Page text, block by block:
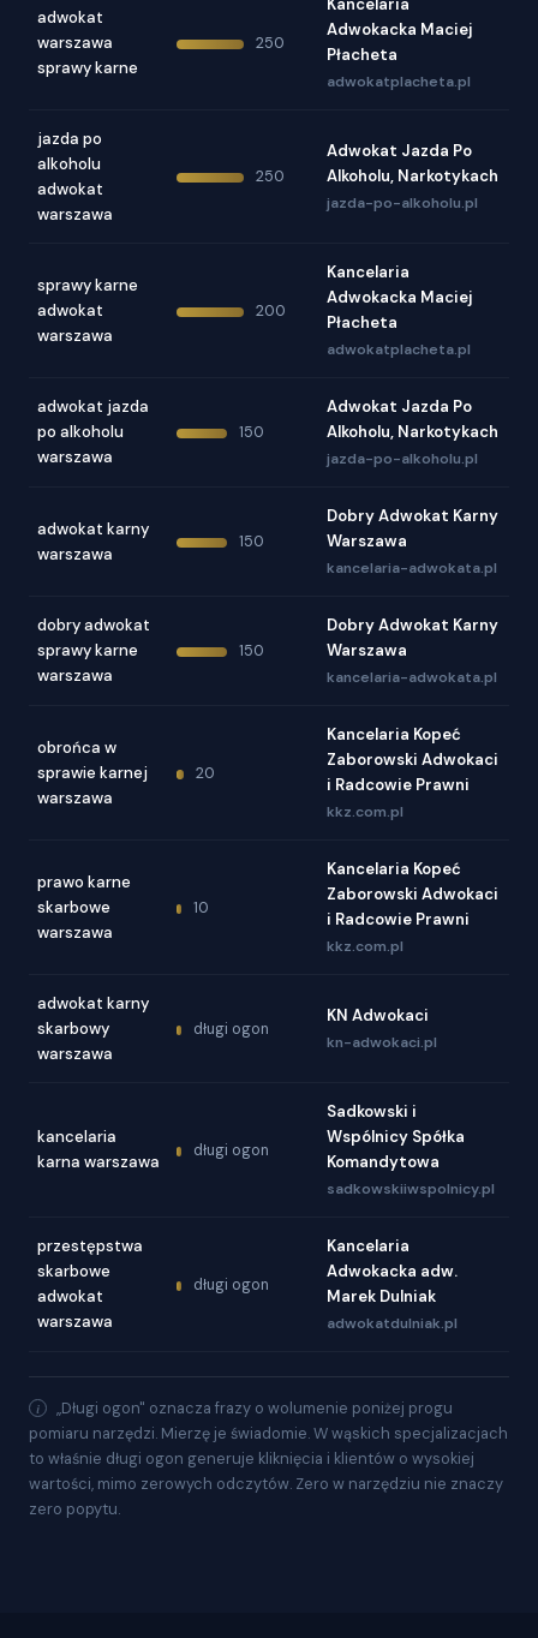
adwokat
warszawa
sprawy karne
250
Kancelaria
Adwokacka Maciej
Płacheta
adwokatplacheta.pl
jazda po
alkoholu
adwokat
warszawa
250
Adwokat Jazda Po
Alkoholu, Narkotykach
jazda-po-alkoholu.pl
sprawy karne
adwokat
warszawa
200
Kancelaria
Adwokacka Maciej
Płacheta
adwokatplacheta.pl
adwokat jazda
po alkoholu
warszawa
150
Adwokat Jazda Po
Alkoholu, Narkotykach
jazda-po-alkoholu.pl
adwokat karny
warszawa
150
Dobry Adwokat Karny
Warszawa
kancelaria-adwokata.pl
dobry adwokat
sprawy karne
warszawa
150
Dobry Adwokat Karny
Warszawa
kancelaria-adwokata.pl
obrońca w
sprawie karnej
warszawa
20
Kancelaria Kopeć
Zaborowski Adwokaci
i Radcowie Prawni
kkz.com.pl
prawo karne
skarbowe
warszawa
10
Kancelaria Kopeć
Zaborowski Adwokaci
i Radcowie Prawni
kkz.com.pl
adwokat karny
skarbowy
warszawa
długi ogon
KN Adwokaci
kn-adwokaci.pl
kancelaria
karna warszawa
długi ogon
Sadkowski i
Wspólnicy Spółka
Komandytowa
sadkowskiiwspolnicy.pl
przestępstwa
skarbowe
adwokat
warszawa
długi ogon
Kancelaria
Adwokacka adw.
Marek Dulniak
adwokatdulniak.pl
„Długi ogon" oznacza frazy o wolumenie poniżej progu
pomiaru narzędzi. Mierzę je świadomie. W wąskich specjalizacjach
to właśnie długi ogon generuje kliknięcia i klientów o wysokiej
wartości, mimo zerowych odczytów. Zero w narzędziu nie znaczy
zero popytu.